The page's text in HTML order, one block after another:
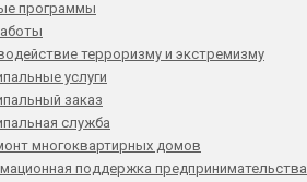
программы
терроризму и экстремизму
услуги
заказ
служба
многоквартирных домов
поддержка предпринимательства